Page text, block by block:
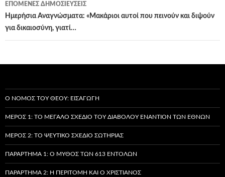
ΕΠΌΜΕΝΕΣ ΔΗΜΟΣΙΕΎΣΕΙΣ
Ημερήσια Αναγνώσματα: «Μακάριοι αυτοί που πεινούν και διψούν
για δικαιοσύνη, γιατί…
Ο ΝΌΜΟΣ ΤΟΥ ΘΕΟΎ: ΕΙΣΑΓΩΓΉ
ΜΈΡΟΣ 1: ΤΟ ΜΕΓΆΛΟ ΣΧΈΔΙΟ ΤΟΥ ΔΙΑΒΌΛΟΥ ΕΝΑΝΤΊΟΝ ΤΩΝ ΕΘΝΏΝ
ΜΈΡΟΣ 2: ΤΟ ΨΕΎΤΙΚΟ ΣΧΈΔΙΟ ΣΩΤΗΡΊΑΣ
ΠΑΡΆΡΤΗΜΑ 1: Ο ΜΎΘΟΣ ΤΩΝ 613 ΕΝΤΟΛΏΝ
ΠΑΡΆΡΤΗΜΑ 2: Η ΠΕΡΙΤΟΜΉ ΚΑΙ Ο ΧΡΙΣΤΙΑΝΌΣ